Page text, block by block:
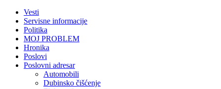
Vesti
Servisne informacije
Politika
MOJ PROBLEM
Hronika
Poslovi
Poslovni adresar
Automobili
Dubinsko čišćenje